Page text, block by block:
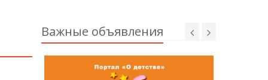
Важные объявления